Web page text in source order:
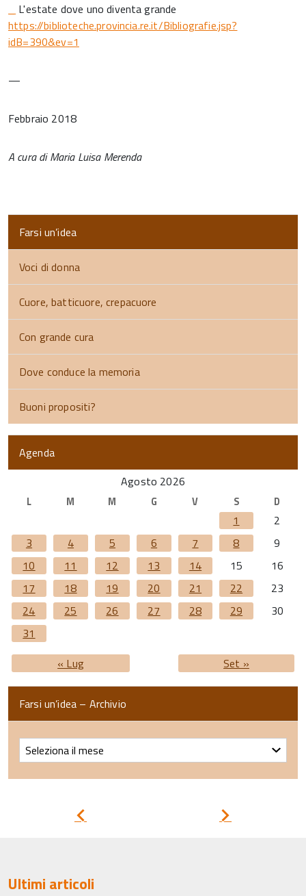
L'estate dove uno diventa grande
https://biblioteche.provincia.re.it/Bibliografie.jsp?
idB=390&ev=1
—
Febbraio 2018
A cura di Maria Luisa Merenda
Farsi un’idea
Voci di donna
Cuore, batticuore, crepacuore
Con grande cura
Dove conduce la memoria
Buoni propositi?
Agenda
Agosto 2026
L M M G V S D
1
2
3
4 5 6 7 8
9
10
11 12 13 14 15
16
17
18 19 20 21 22
23
24
25 26 27 28 29
30
31
« Lug
Set »
Farsi un’idea – Archivio
Farsi
un’idea
–
Archivio
Ultimi articoli